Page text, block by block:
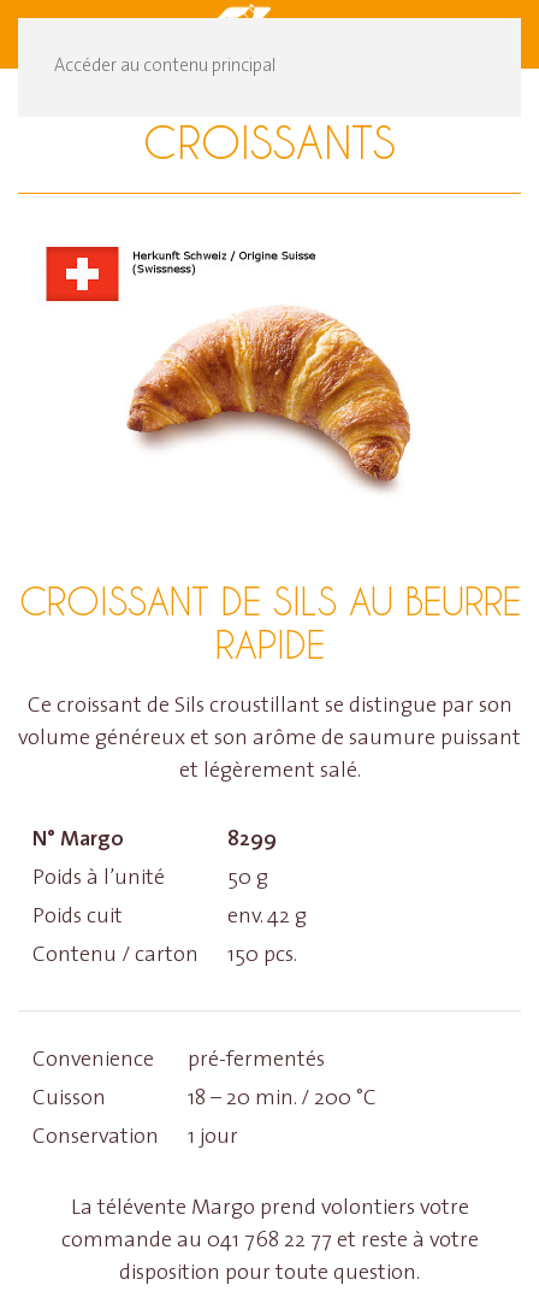
Accéder au contenu principal
CROISSANTS
CROISSANT DE SILS AU BEURRE
RAPIDE
Ce croissant de Sils croustillant se distingue par son
volume généreux et son arôme de saumure puissant
et légèrement salé.
N° Margo 8299
Poids à l’unité
50 g
Poids cuit
env. 42 g
Contenu / carton
150 pcs.
Convenience
pré-fermentés
Cuisson
18 – 20 min. / 200 °C
Conservation
1 jour
La télévente Margo prend volontiers votre
commande au 041 768 22 77 et reste à votre
disposition pour toute question.